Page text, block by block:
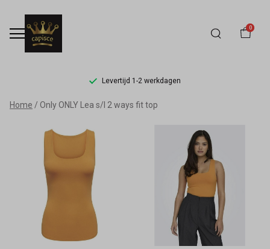
0
Levertijd 1-2 werkdagen
Only
ONLY
ways
Home Only ONLY Lea s/l 2 ways fit top